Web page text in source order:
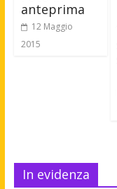
anteprima
12 Maggio
2015
In evidenza